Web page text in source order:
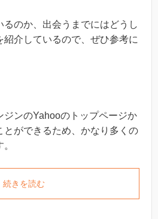
るのか、出会うまでにはどうし
紹介しているので、ぜひ参考に
ジンのYahooのトップページか
とができるため、かなり多くの
続きを読む